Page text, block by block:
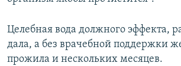
Целебная вода должного эффекта,
дала, а без врачебной поддержки
прожила и нескольких месяцев.